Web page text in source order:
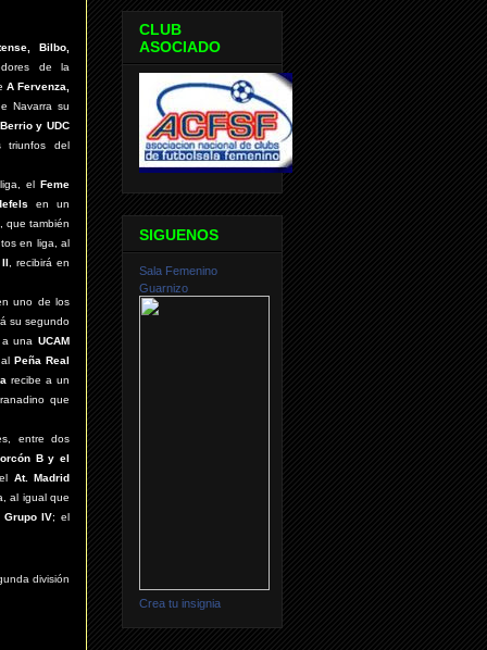
Bilbo,
de la
A Fervenza,
Navarra su
y UDC
triunfos del
el Feme
en un
, que también
en liga, al
, recibirá en
uno de los
su segundo
a unaUCAM
Peña Real
recibe a un
que
entre dos
B y el
At. Madrid
al igual que
Grupo IV; el
división
CLUB
ASOCIADO
SIGUENOS
Sala Femenino
Guarnizo
Crea tu insignia